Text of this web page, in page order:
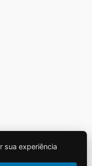
sua experiência